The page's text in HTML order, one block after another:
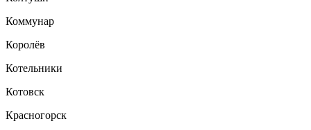
Коммунар
Королёв
Котельники
Котовск
Красногорск